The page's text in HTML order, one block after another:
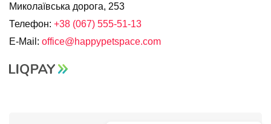
Миколаївська дорога, 253
Телефон: +38 (067) 555-51-13
E-Mail: office@happypetspace.com